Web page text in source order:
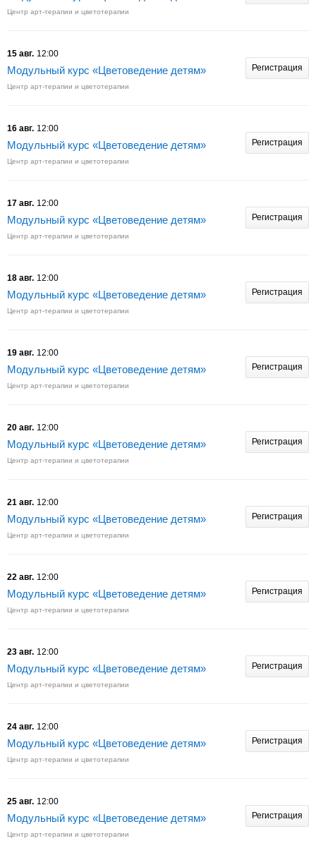
Центр арт-терапии и цветотерапии
15 авг. 12:00
Модульный курс «Цветоведение детям»
Центр арт-терапии и цветотерапии
Регистрация
16 авг. 12:00
Модульный курс «Цветоведение детям»
Центр арт-терапии и цветотерапии
Регистрация
17 авг. 12:00
Модульный курс «Цветоведение детям»
Центр арт-терапии и цветотерапии
Регистрация
18 авг. 12:00
Модульный курс «Цветоведение детям»
Центр арт-терапии и цветотерапии
Регистрация
19 авг. 12:00
Модульный курс «Цветоведение детям»
Центр арт-терапии и цветотерапии
Регистрация
20 авг. 12:00
Модульный курс «Цветоведение детям»
Центр арт-терапии и цветотерапии
Регистрация
21 авг. 12:00
Модульный курс «Цветоведение детям»
Центр арт-терапии и цветотерапии
Регистрация
22 авг. 12:00
Модульный курс «Цветоведение детям»
Центр арт-терапии и цветотерапии
Регистрация
23 авг. 12:00
Модульный курс «Цветоведение детям»
Центр арт-терапии и цветотерапии
Регистрация
24 авг. 12:00
Модульный курс «Цветоведение детям»
Центр арт-терапии и цветотерапии
Регистрация
25 авг. 12:00
Модульный курс «Цветоведение детям»
Центр арт-терапии и цветотерапии
Регистрация